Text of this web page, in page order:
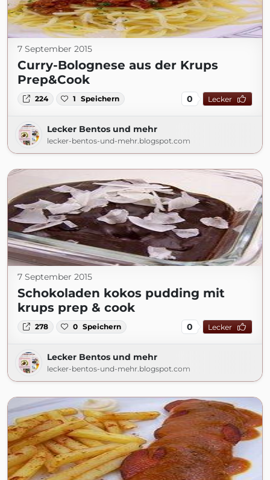
7 September 2015
Curry-Bolognese aus der Krups
Prep&Cook
224 1 Speichern 0 Lecker
Lecker Bentos und mehr
lecker-bentos-und-mehr.blogspot.com
7 September 2015
Schokoladen kokos pudding mit
krups prep & cook
278 0 Speichern 0 Lecker
Lecker Bentos und mehr
lecker-bentos-und-mehr.blogspot.com